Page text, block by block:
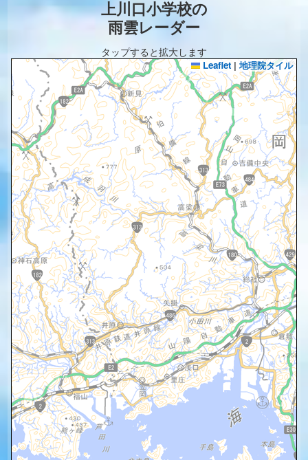
上川口小学校の
雨雲レーダー
タップすると拡大します
Leaflet | 地理院タイル